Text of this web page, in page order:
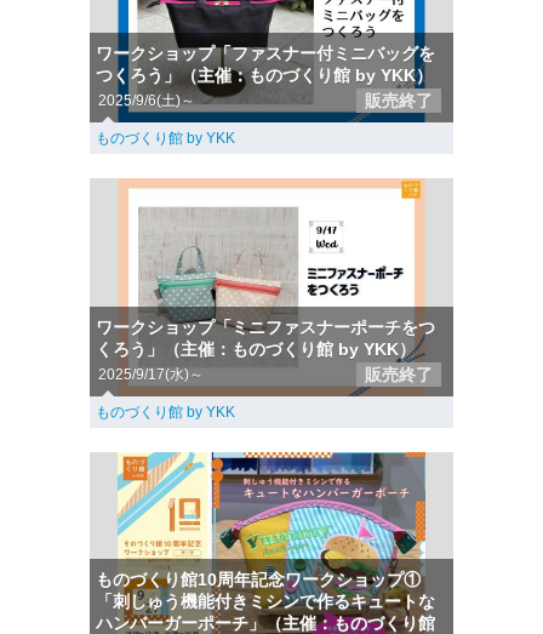
ワークショップ「ファスナー付ミニバッグを
つくろう」（主催：ものづくり館 by YKK）
2025/9/6(土)～ 販売終了
ものづくり館 by YKK
ワークショップ「ミニファスナーポーチをつ
くろう」（主催：ものづくり館 by YKK）
2025/9/17(水)～ 販売終了
ものづくり館 by YKK
ものづくり館10周年記念ワークショップ①
「刺しゅう機能付きミシンで作るキュートな
ハンバーガーポーチ」（主催：ものづくり館